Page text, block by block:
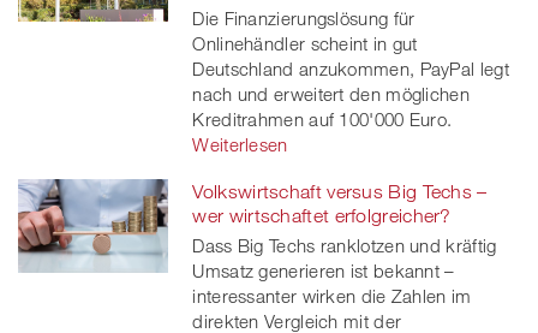
Die Finanzierungslösung für
Onlinehändler scheint in gut
Deutschland anzukommen, PayPal legt
nach und erweitert den möglichen
Kreditrahmen auf 100'000 Euro.
Weiterlesen
Volkswirtschaft versus Big Techs –
wer wirtschaftet erfolgreicher?
Dass Big Techs ranklotzen und kräftig
Umsatz generieren ist bekannt –
interessanter wirken die Zahlen im
direkten Vergleich mit der